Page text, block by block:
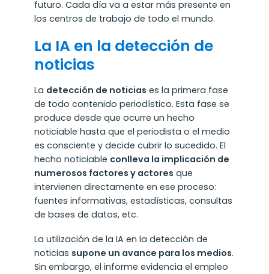
futuro. Cada día va a estar más presente en
los centros de trabajo de todo el mundo.
La IA en la detección de
noticias
La detección de noticias es la primera fase
de todo contenido periodístico. Esta fase se
produce desde que ocurre un hecho
noticiable hasta que el periodista o el medio
es consciente y decide cubrir lo sucedido. El
hecho noticiable conlleva la implicación de
numerosos factores y actores que
intervienen directamente en ese proceso:
fuentes informativas, estadísticas, consultas
de bases de datos, etc.
La utilización de la IA en la detección de
noticias supone un avance para los medios.
Sin embargo, el informe evidencia el empleo